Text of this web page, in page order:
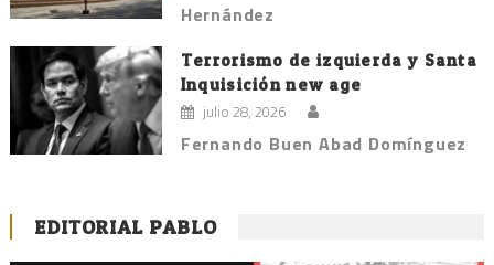
Hernández
Terrorismo de izquierda y Santa
Inquisición new age
julio 28, 2026
Fernando Buen Abad Domínguez
EDITORIAL PABLO